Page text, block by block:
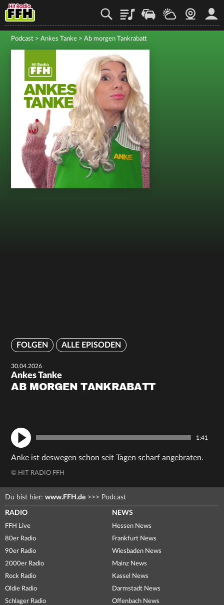
PlaylistStaupilotWetterWebcam
Podcast > Ankes Tanke > Ab morgen Tankrabatt
FOLGEN ALLE EPISODEN
30.04.2026
Ankes Tanke
AB MORGEN TANKRABATT
1:41
Anke ist deswegen schon seit Tagen scharf angebraten.
© HIT RADIO FFH
Du bist hier: www.FFH.de >>> Podcast
RADIO
FFH Live
80er Radio
90er Radio
2000er Radio
Rock Radio
Oldie Radio
Schlager Radio
NEWS
Hessen News
Frankfurt News
Wiesbaden News
Mainz News
Kassel News
Darmstadt News
Offenbach News